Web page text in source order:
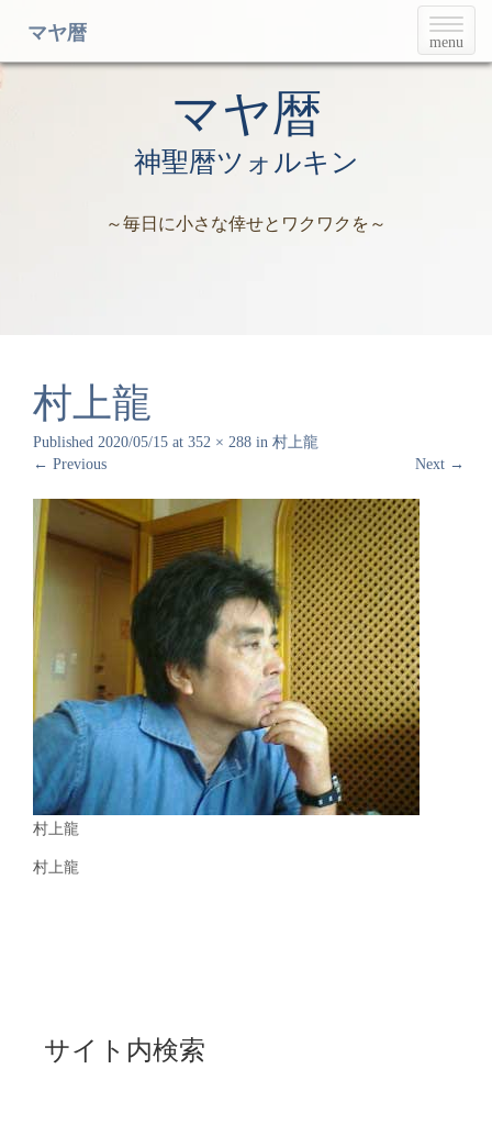
T
o
g
menu
マヤ暦
マヤ暦
神聖暦ツォルキン
～毎日に小さな倖せとワクワクを～
村上龍
Published 2020/05/15 at 352 × 288 in 村上龍
← Previous Next →
村上龍
村上龍
サイト内検索